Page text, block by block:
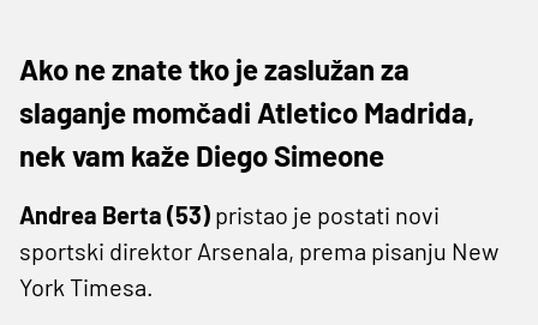
Ako ne znate tko je zaslužan za
slaganje momčadi Atletico Madrida,
nek vam kaže Diego Simeone
Andrea Berta (53) pristao je postati novi
sportski direktor Arsenala, prema pisanju New
York Timesa.